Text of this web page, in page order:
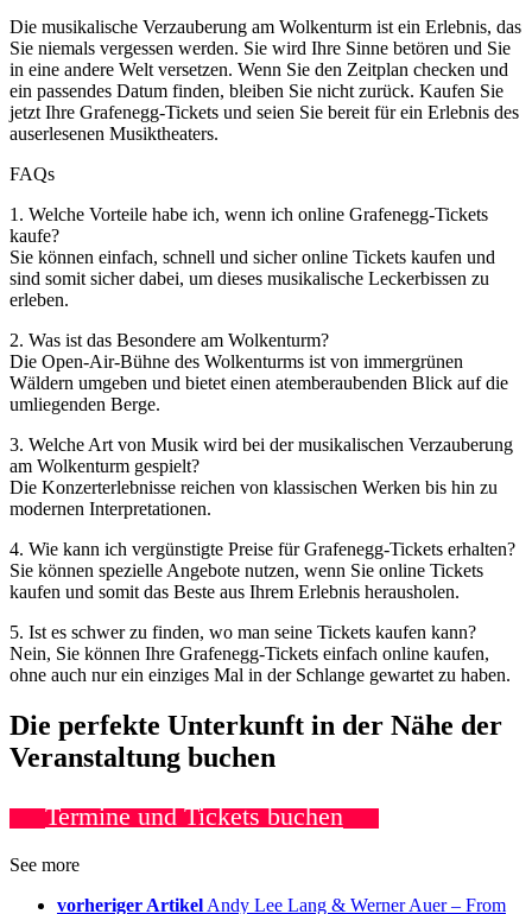
Die musikalische Verzauberung am Wolkenturm ist ein Erlebnis, das
Sie niemals vergessen werden. Sie wird Ihre Sinne betören und Sie
in eine andere Welt versetzen. Wenn Sie den Zeitplan checken und
ein passendes Datum finden, bleiben Sie nicht zurück. Kaufen Sie
jetzt Ihre Grafenegg-Tickets und seien Sie bereit für ein Erlebnis des
auserlesenen Musiktheaters.
FAQs
1. Welche Vorteile habe ich, wenn ich online Grafenegg-Tickets
kaufe?
Sie können einfach, schnell und sicher online Tickets kaufen und
sind somit sicher dabei, um dieses musikalische Leckerbissen zu
erleben.
2. Was ist das Besondere am Wolkenturm?
Die Open-Air-Bühne des Wolkenturms ist von immergrünen
Wäldern umgeben und bietet einen atemberaubenden Blick auf die
umliegenden Berge.
3. Welche Art von Musik wird bei der musikalischen Verzauberung
am Wolkenturm gespielt?
Die Konzerterlebnisse reichen von klassischen Werken bis hin zu
modernen Interpretationen.
4. Wie kann ich vergünstigte Preise für Grafenegg-Tickets erhalten?
Sie können spezielle Angebote nutzen, wenn Sie online Tickets
kaufen und somit das Beste aus Ihrem Erlebnis herausholen.
5. Ist es schwer zu finden, wo man seine Tickets kaufen kann?
Nein, Sie können Ihre Grafenegg-Tickets einfach online kaufen,
ohne auch nur ein einziges Mal in der Schlange gewartet zu haben.
Die perfekte Unterkunft in der Nähe der
Veranstaltung buchen
Termine und Tickets buchen
See more
vorheriger ArtikelAndy Lee Lang & Werner Auer – From